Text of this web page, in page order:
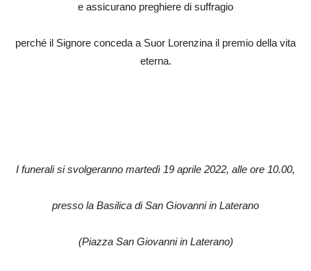
e assicurano preghiere di suffragio
perché il Signore conceda a Suor Lorenzina il premio della vita
eterna.
I funerali si svolgeranno martedì 19 aprile 2022, alle ore 10.00,
presso la Basilica di San Giovanni in Laterano
(Piazza San Giovanni in Laterano)